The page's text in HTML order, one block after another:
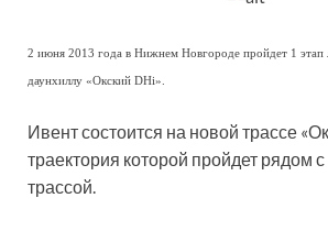
2 июня 2013 года в Нижнем Новгороде пройдет 1 этап
даунхиллу «Окский DHi».
Ивент состоится на новой трассе
траектория которой пройдет рядом
трассой.